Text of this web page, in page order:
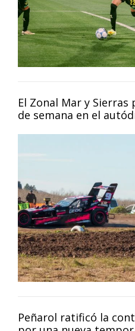
El Zonal Mar y
de semana en el
Peñarol ratificó la